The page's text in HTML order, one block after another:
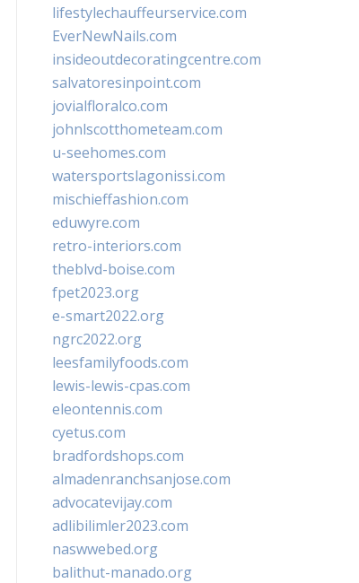
lifestylechauffeurservice.com
EverNewNails.com
insideoutdecoratingcentre.com
salvatoresinpoint.com
jovialfloralco.com
johnlscotthometeam.com
u-seehomes.com
watersportslagonissi.com
mischieffashion.com
eduwyre.com
retro-interiors.com
theblvd-boise.com
fpet2023.org
e-smart2022.org
ngrc2022.org
leesfamilyfoods.com
lewis-lewis-cpas.com
eleontennis.com
cyetus.com
bradfordshops.com
almadenranchsanjose.com
advocatevijay.com
adlibilimler2023.com
naswwebed.org
balithut-manado.org